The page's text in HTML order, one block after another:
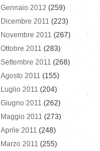
Gennaio 2012 (259)
Dicembre 2011 (223)
Novembre 2011 (267)
Ottobre 2011 (283)
Settembre 2011 (268)
Agosto 2011 (155)
Luglio 2011 (204)
Giugno 2011 (262)
Maggio 2011 (273)
Aprile 2011 (248)
Marzo 2011 (255)